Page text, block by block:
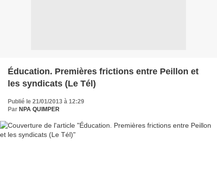
Éducation. Premières frictions entre Peillon et
les syndicats (Le Tél)
Publié le 21/01/2013 à 12:29
Par NPA QUIMPER